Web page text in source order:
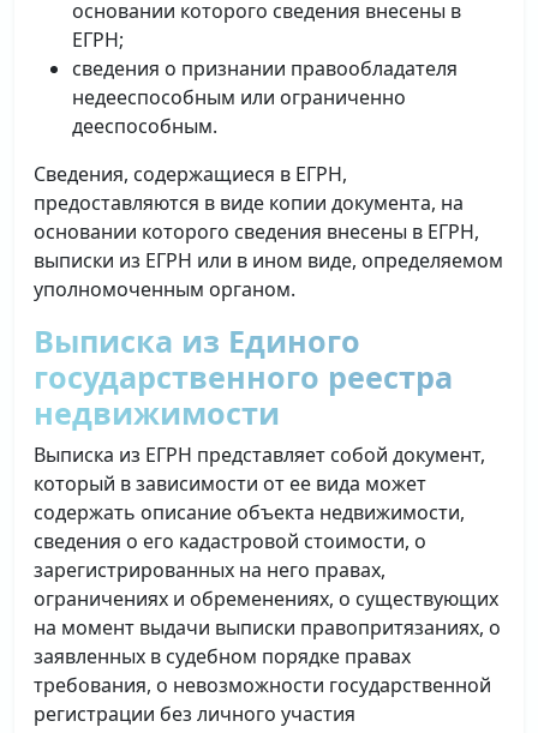
основании которого сведения внесены в
ЕГРН;
сведения о признании правообладателя
недееспособным или ограниченно
дееспособным.
Сведения, содержащиеся в ЕГРН,
предоставляются в виде копии документа, на
основании которого сведения внесены в ЕГРН,
выписки из ЕГРН или в ином виде, определяемом
уполномоченным органом.
Выписка из Единого
государственного реестра
недвижимости
Выписка из ЕГРН представляет собой документ,
который в зависимости от ее вида может
содержать описание объекта недвижимости,
сведения о его кадастровой стоимости, о
зарегистрированных на него правах,
ограничениях и обременениях, о существующих
на момент выдачи выписки правопритязаниях, о
заявленных в судебном порядке правах
требования, о невозможности государственной
регистрации без личного участия